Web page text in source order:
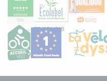
FR/051/018